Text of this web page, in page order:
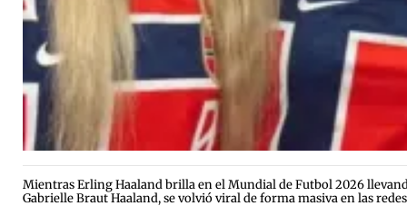
Mientras Erling Haaland brilla en el Mundial de Futbol 2026
Gabrielle Braut Haaland, se volvió viral de forma masiva en las